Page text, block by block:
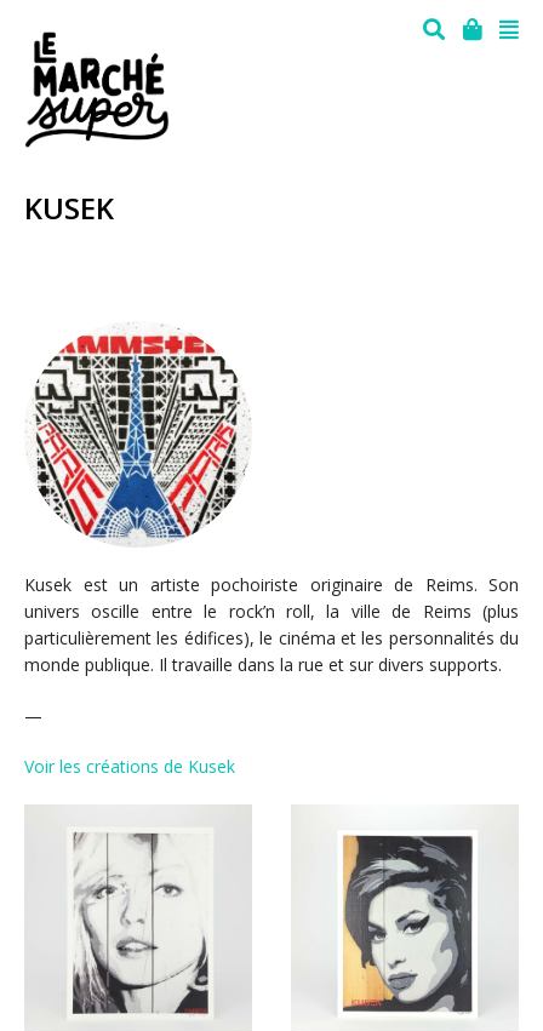
KUSEK
Kusek est un artiste pochoiriste originaire de Reims. Son
univers oscille entre le rock’n roll, la ville de Reims (plus
particulièrement les édifices), le cinéma et les personnalités du
monde publique. Il travaille dans la rue et sur divers supports.
—
Voir les créations de Kusek